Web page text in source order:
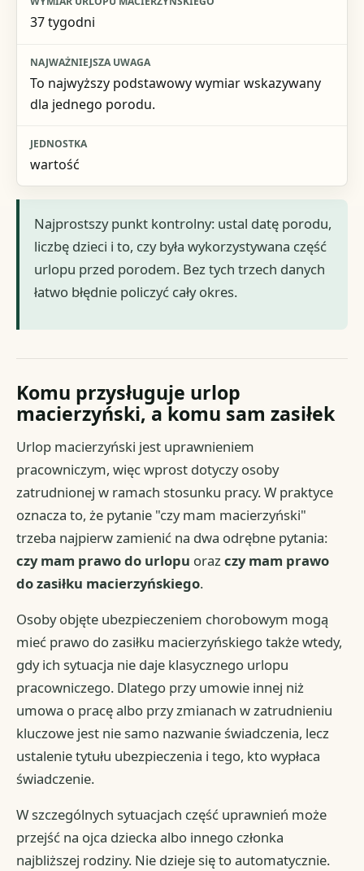
37 tygodni
To najwyższy podstawowy wymiar wskazywany
dla jednego porodu.
wartość
Najprostszy punkt kontrolny: ustal datę porodu,
liczbę dzieci i to, czy była wykorzystywana część
urlopu przed porodem. Bez tych trzech danych
łatwo błędnie policzyć cały okres.
Komu przysługuje urlop
macierzyński, a komu sam zasiłek
Urlop macierzyński jest uprawnieniem
pracowniczym, więc wprost dotyczy osoby
zatrudnionej w ramach stosunku pracy. W praktyce
oznacza to, że pytanie "czy mam macierzyński"
trzeba najpierw zamienić na dwa odrębne pytania:
czy mam prawo do urlopu orazczy mam prawo
do zasiłku macierzyńskiego.
Osoby objęte ubezpieczeniem chorobowym mogą
mieć prawo do zasiłku macierzyńskiego także wtedy,
gdy ich sytuacja nie daje klasycznego urlopu
pracowniczego. Dlatego przy umowie innej niż
umowa o pracę albo przy zmianach w zatrudnieniu
kluczowe jest nie samo nazwanie świadczenia, lecz
ustalenie tytułu ubezpieczenia i tego, kto wypłaca
świadczenie.
W szczególnych sytuacjach część uprawnień może
przejść na ojca dziecka albo innego członka
najbliższej rodziny. Nie dzieje się to automatycznie.